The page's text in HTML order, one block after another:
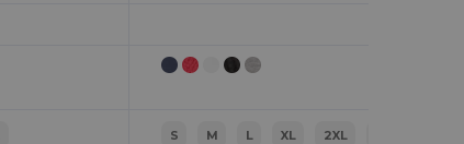
S M L XL 2XL